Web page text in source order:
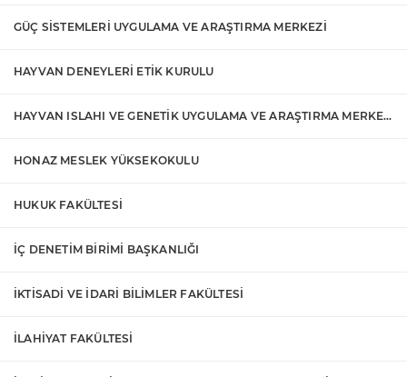
GÜÇ SİSTEMLERİ UYGULAMA VE ARAŞTIRMA MERKEZİ
HAYVAN DENEYLERİ ETİK KURULU
HAYVAN ISLAHI VE GENETİK UYGULAMA VE ARAŞTIRMA MERKEZİ
HONAZ MESLEK YÜKSEKOKULU
HUKUK FAKÜLTESİ
İÇ DENETİM BİRİMİ BAŞKANLIĞI
İKTİSADİ VE İDARİ BİLİMLER FAKÜLTESİ
İLAHİYAT FAKÜLTESİ